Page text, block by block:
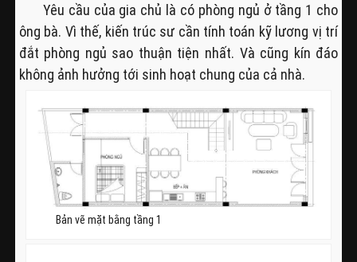
Yêu cầu của gia chủ là có phòng ngủ ở tầng 1 cho
ông bà. Vì thế, kiến trúc sư cần tính toán kỹ lương vị trí
đắt phòng ngủ sao thuận tiện nhất. Và cũng kín đáo
không ảnh hưởng tới sinh hoạt chung của cả nhà.
Bản vẽ mặt bằng tầng 1